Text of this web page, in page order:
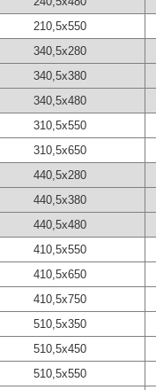
210,5х550
340,5х280
340,5х380
340,5х480
310,5х550
310,5х650
440,5х280
440,5х380
440,5х480
410,5х550
410,5х650
410,5х750
510,5х350
510,5х450
510,5х550